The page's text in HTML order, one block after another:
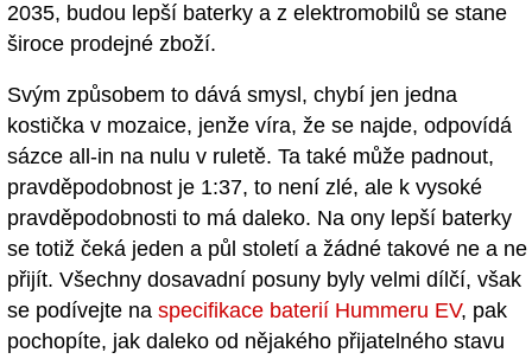
2035, budou lepší baterky a z elektromobilů se stane
široce prodejné zboží.
Svým způsobem to dává smysl, chybí jen jedna
kostička v mozaice, jenže víra, že se najde, odpovídá
sázce all-in na nulu v ruletě. Ta také může padnout,
pravděpodobnost je 1:37, to není zlé, ale k vysoké
pravděpodobnosti to má daleko. Na ony lepší baterky
se totiž čeká jeden a půl století a žádné takové ne a ne
přijít. Všechny dosavadní posuny byly velmi dílčí, však
se podívejte na specifikace baterií Hummeru EV, pak
pochopíte, jak daleko od nějakého přijatelného stavu